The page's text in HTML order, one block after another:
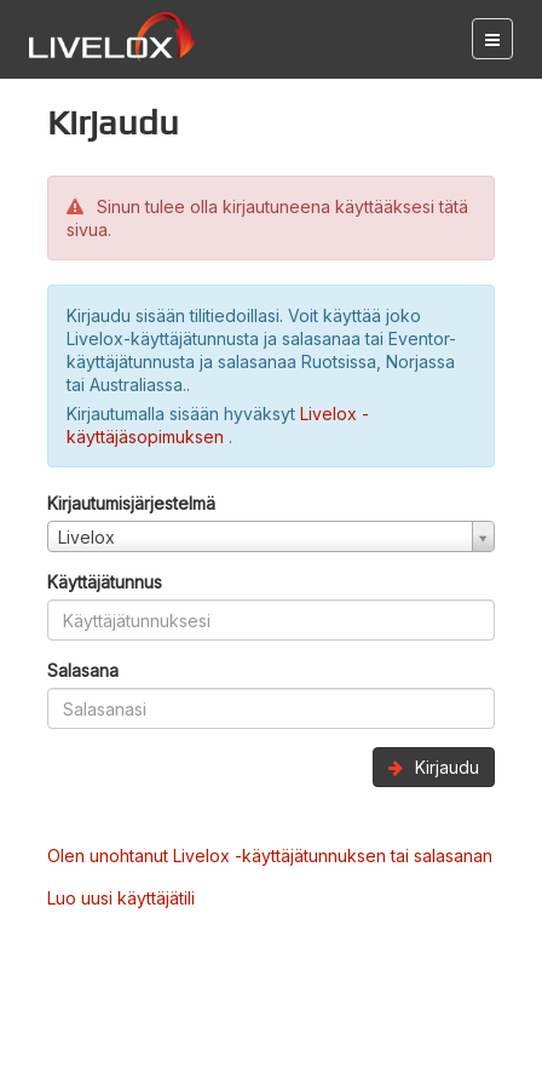
Kirjaudu
Sinun tulee olla kirjautuneena käyttääksesi tätä
sivua.
Kirjaudu sisään tilitiedoillasi. Voit käyttää joko
Livelox-käyttäjätunnusta ja salasanaa tai Eventor-
käyttäjätunnusta ja salasanaa Ruotsissa, Norjassa
tai Australiassa..
Kirjautumalla sisään hyväksyt Livelox -
käyttäjäsopimuksen .
Kirjautumisjärjestelmä
Livelox
Käyttäjätunnus
Salasana
Kirjaudu
Olen unohtanut Livelox -käyttäjätunnuksen tai salasanan
Luo uusi käyttäjätili